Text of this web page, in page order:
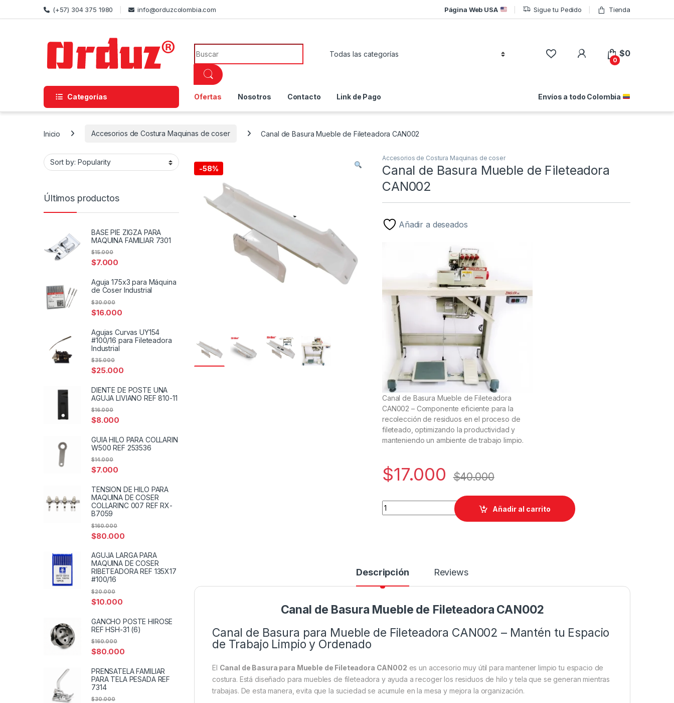
Skip to navigation
Skip to content (+57) 304 375 1980 info@orduzcolombia.com Página Web USA Sigue tu Pedido Tienda
Search for:
0
$0
Categorías Ofertas Nosotros Contacto Link de Pago Envíos a todo Colombia
Inicio Accesorios de Costura Maquinas de coser Canal de Basura Mueble de Fileteadora CAN002
-58%
Accesorios de Costura Maquinas de coser
Canal de Basura Mueble de Fileteadora
CAN002
Añadir a deseados
Canal de Basura Mueble de Fileteadora
CAN002 – Componente eficiente para la
recolección de residuos en el proceso de
fileteado, optimizando la productividad y
manteniendo un ambiente de trabajo limpio.
$17.000 $40.000
Canal de Basura Mueble de Fileteadora CAN002 quantity
Añadir al carrito
Descripción Reviews
Canal de Basura Mueble de Fileteadora CAN002
Canal de Basura para Mueble de Fileteadora CAN002 – Mantén tu Espacio
de Trabajo Limpio y Ordenado
El Canal de Basura para Mueble de Fileteadora CAN002 es un accesorio muy útil para mantener limpio tu espacio de
costura. Está diseñado para muebles de fileteadora y ayuda a recoger los residuos de hilo y tela que se generan mientras
trabajas. De esta manera, evita que la suciedad se acumule en la mesa y mejora la organización.
Últimos productos
BASE PIE ZIGZA PARA
MAQUINA FAMILIAR 7301
$7.000
$15.000
Aguja 175x3 para Máquina
de Coser Industrial
$16.000
$30.000
Agujas Curvas UY154
#100/16 para Fileteadora
Industrial
$25.000
$35.000
DIENTE DE POSTE UNA
AGUJA LIVIANO REF 810-11
$8.000
$16.000
GUIA HILO PARA COLLARIN
W500 REF 253536
$7.000
$14.000
TENSION DE HILO PARA
MAQUINA DE COSER
COLLARINC 007 REF RX-
B7059
$80.000
$160.000
AGUJA LARGA PARA
MAQUINA DE COSER
RIBETEADORA REF 135X17
#100/16
$10.000
$20.000
GANCHO POSTE HIROSE
REF HSH-31 (6)
$80.000
$160.000
PRENSATELA FAMILIAR
PARA TELA PESADA REF
7314
$30.000